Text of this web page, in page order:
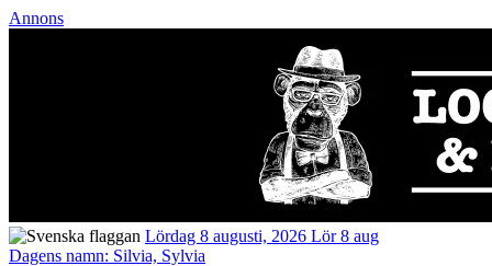
Annons
Lördag 8 augusti, 2026 Lör 8 aug
Dagens namn: Silvia, Sylvia